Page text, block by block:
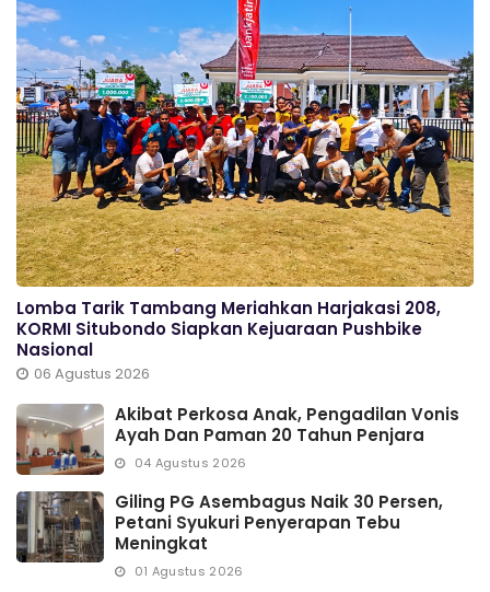
Lomba Tarik Tambang Meriahkan Harjakasi 208,
KORMI Situbondo Siapkan Kejuaraan Pushbike
Nasional
06 Agustus 2026
Akibat Perkosa Anak, Pengadilan Vonis
Ayah Dan Paman 20 Tahun Penjara
04 Agustus 2026
Giling PG Asembagus Naik 30 Persen,
Petani Syukuri Penyerapan Tebu
Meningkat
01 Agustus 2026